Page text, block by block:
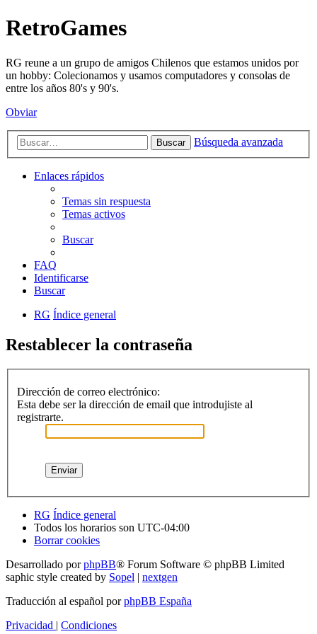
RetroGames
RG reune a un grupo de amigos Chilenos que estamos unidos por
un hobby: Colecionamos y usamos computadores y consolas de
entre los años 80's y 90's.
Obviar
Buscar Búsqueda avanzada
Enlaces rápidos
Temas sin respuesta
Temas activos
Buscar
FAQ
Identificarse
Buscar
RG Índice general
Restablecer la contraseña
Dirección de correo electrónico:
Esta debe ser la dirección de email que introdujiste al
registrarte.
RG Índice general
Todos los horarios son UTC-04:00
Borrar cookies
Desarrollado porphpBB® Forum Software © phpBB Limited
saphic style created by Sopel | nextgen
Traducción al español porphpBB España
Privacidad | Condiciones